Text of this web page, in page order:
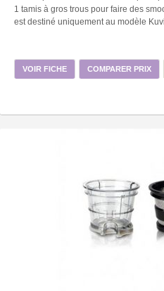
1 tamis à gros trous pour faire des
est destiné uniquement au modèle
VOIR FICHE COMPARER PRIX